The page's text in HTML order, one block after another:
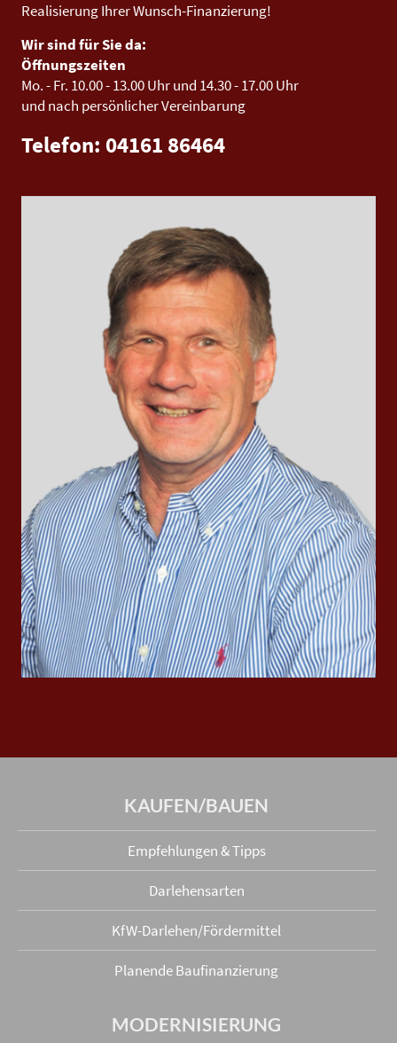
Realisierung Ihrer Wunsch-Finanzierung!
Wir sind für Sie da:
Öffnungszeiten
Mo. - Fr. 10.00 - 13.00 Uhrund 14.30 - 17.00 Uhr
und nach persönlicher Vereinbarung
Telefon: 04161 86464
KAUFEN/BAUEN
Empfehlungen & Tipps
Darlehensarten
KfW-Darlehen/Fördermittel
Planende Baufinanzierung
MODERNISIERUNG